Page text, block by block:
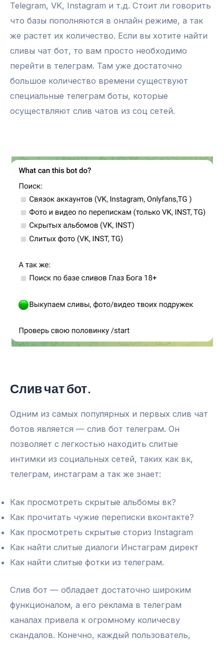
Telegram, VK, Instagram и т.д. Стоит ли говорить
что базы пополняются в онлайн режиме, а так
же растет их количество. Если вы хотите найти
сливы чат бот, то вам просто необходимо
перейти в телеграм. Там уже достаточно
большое количество времени существуют
специальные телеграм боты, которые
осуществляют слив чатов из соц сетей.
Слив чат бот.
Одним из самых популярных и первых слив чат
ботов является — слив бот телеграм. Он
позволяет с легкостью находить слитые
интимки из социальных сетей, таких как вк,
телеграм, инстаграм а так же знает:
Как просмотреть скрытые альбомы вк?
Как прочитать чужие переписки вконтакте?
Как просмотреть скрытые сториз Instagram
Как найти слитые диалоги Инстаграм директ
Как найти слитые фотки из телеграм.
Слив бот — обладает достаточно широким
функционалом, а его реклама в телеграм
каналах привела к огромному количесву
скандалов. Конечно, каждый пользователь,